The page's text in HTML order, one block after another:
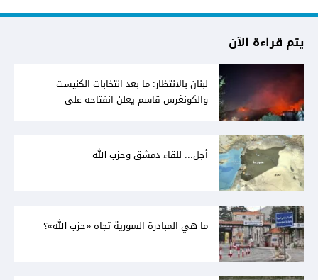
يتم قراءة الآن
لبنان بالانتظار: ما بعد انتخابات الكنيست
والكونغرس قاسم يعلن انفتاحه على
أجل... للقاء دمشق وحزب الله
ما هي المبادرة السورية تجاه «حزب الله»؟